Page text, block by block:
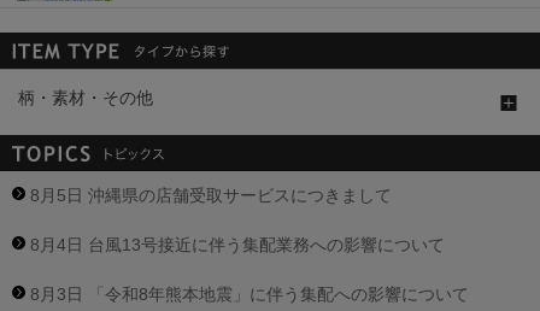
柄・素材・その他
8月5日 沖縄県の店舗受取サービスにつきまして
8月4日 台風13号接近に伴う集配業務への影響について
8月3日 「令和8年熊本地震」に伴う集配への影響について